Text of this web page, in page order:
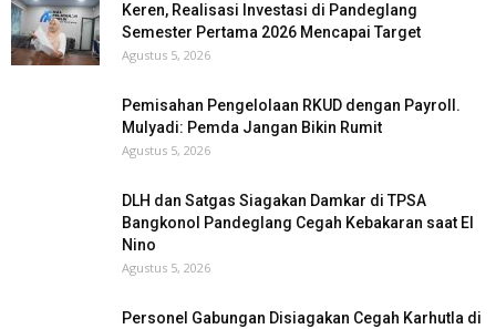
Keren, Realisasi Investasi di Pandeglang
Semester Pertama 2026 Mencapai Target
Agustus 5, 2026
Pemisahan Pengelolaan RKUD dengan Payroll.
Mulyadi: Pemda Jangan Bikin Rumit
Agustus 5, 2026
DLH dan Satgas Siagakan Damkar di TPSA
Bangkonol Pandeglang Cegah Kebakaran saat El
Nino
Agustus 5, 2026
Personel Gabungan Disiagakan Cegah Karhutla di